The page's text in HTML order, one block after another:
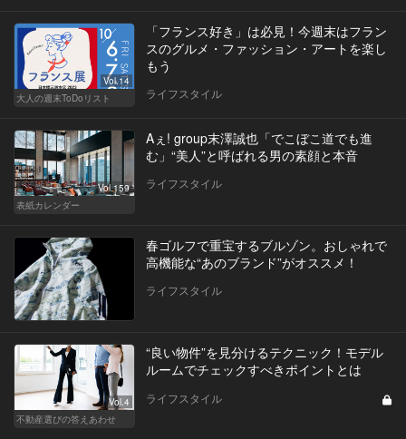
Vol.14
大人の週末ToDoリスト
「フランス好き」は必見！今週末はフラン
スのグルメ・ファッション・アートを楽し
もう
ライフスタイル
Vol.159
表紙カレンダー
Aぇ! group末澤誠也「でこぼこ道でも進
む」“美人”と呼ばれる男の素顔と本音
ライフスタイル
春ゴルフで重宝するブルゾン。おしゃれで
高機能な“あのブランド”がオススメ！
ライフスタイル
Vol.4
不動産選びの答えあわせ
“良い物件”を見分けるテクニック！モデル
ルームでチェックすべきポイントとは
ライフスタイル